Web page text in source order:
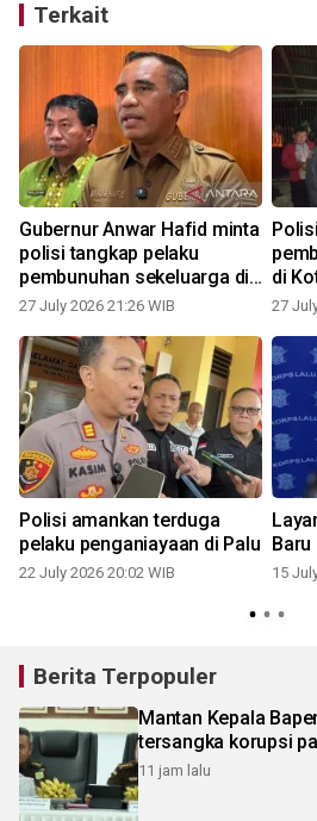
Terkait
Gubernur Anwar Hafid minta
polisi tangkap pelaku
pembunuhan sekeluarga di
Palu
27 July 2026 21:26 WIB
di
27
Polisi amankan terduga
pelaku penganiayaan di Palu
22 July 2026 20:02 WIB 15
Berita Terpopuler
Mantan Kepala
tersangka korupsi
11 jam lalu